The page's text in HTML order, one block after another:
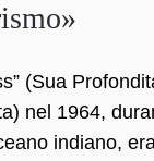
(Sua
nel 1964,
indiano,